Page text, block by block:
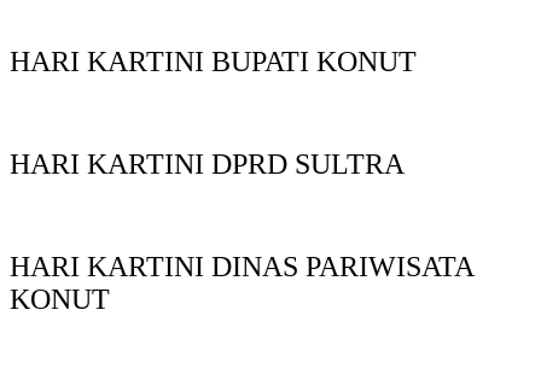
HARI KARTINI BUPATI KONUT
HARI KARTINI DPRD SULTRA
HARI KARTINI DINAS PARIWISATA
KONUT